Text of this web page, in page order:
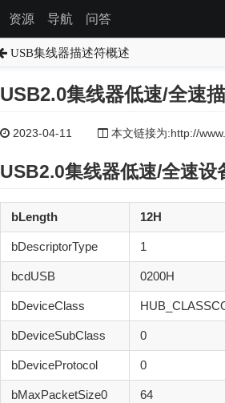
资源 导航 问答
USB集线器描述符概述
USB2.0集线器低速/全速
2023-04-11 本文链接为:http://
USB2.0集线器低速/全速设
bLength 12H
bDescriptorType 1
bcdUSB 0200H
bDeviceClass
bDeviceSubClass 0
bDeviceProtocol 0
bMaxPacketSize0 64